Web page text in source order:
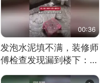
00:36
发泡水泥填不满，装修师
傅检查发现漏到楼下：出